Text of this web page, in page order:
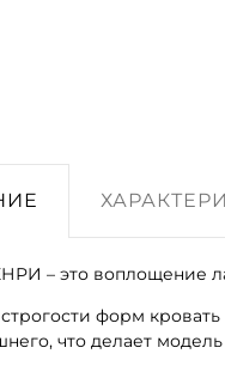
– это воплощение
форм
что делает